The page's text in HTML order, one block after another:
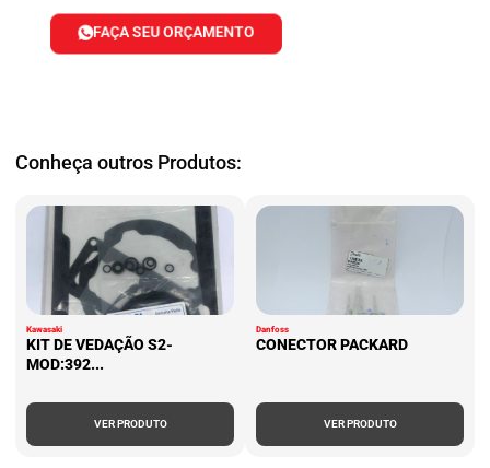
FAÇA SEU ORÇAMENTO
Conheça outros Produtos:
Kawasaki
KIT DE VEDAÇÃO S2-
MOD:392...
VER PRODUTO
Danfoss
CONECTOR PACKARD
VER PRODUTO